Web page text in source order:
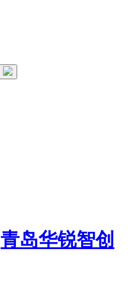
青岛华锐智创